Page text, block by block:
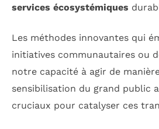
services écosystémiques
Les méthodes innovantes qui
initiatives communautaires ou
notre capacité à agir de
sensibilisation du grand public
cruciaux pour catalyser ces